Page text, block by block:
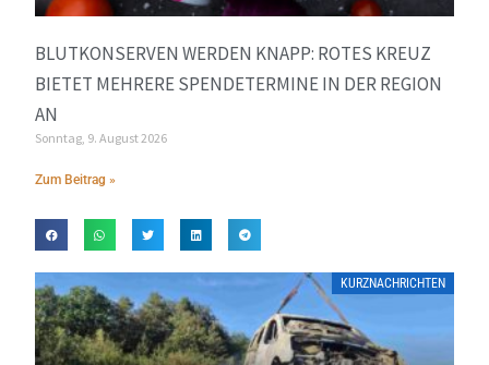
BLUTKONSERVEN WERDEN KNAPP: ROTES KREUZ
BIETET MEHRERE SPENDETERMINE IN DER REGION
AN
Sonntag, 9. August 2026
Zum Beitrag »
KURZNACHRICHTEN